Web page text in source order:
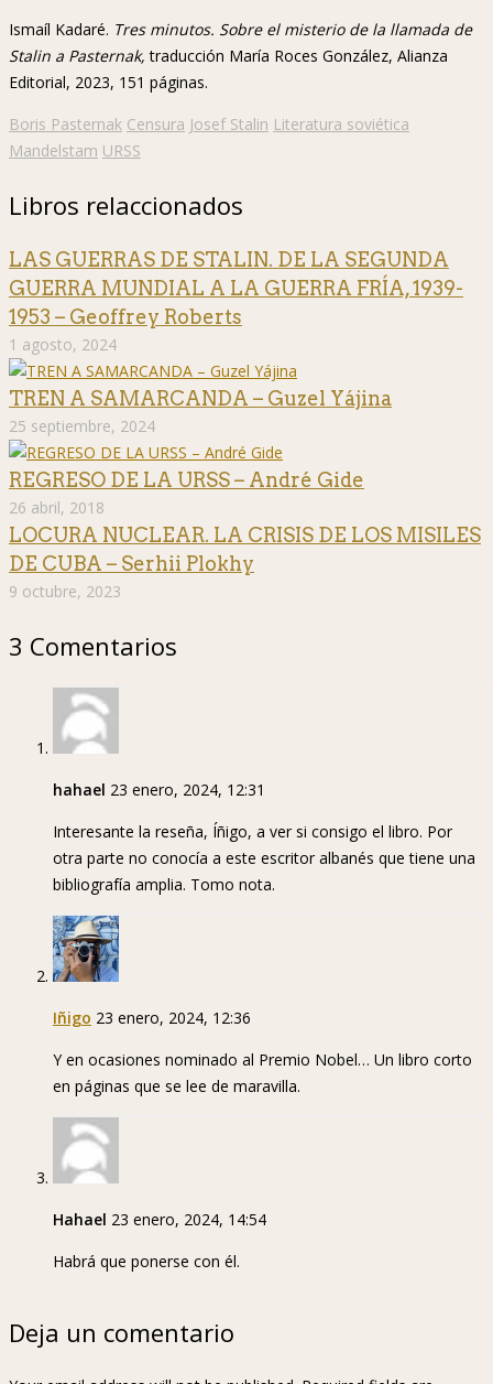
Ismaíl Kadaré. Tres minutos. Sobre el misterio de la llamada de
Stalin a Pasternak,traducción María Roces González, Alianza
Editorial, 2023, 151 páginas.
Boris Pasternak Censura Josef Stalin Literatura soviética
Mandelstam URSS
Libros relaccionados
LAS GUERRAS DE STALIN. DE LA SEGUNDA
GUERRA MUNDIAL A LA GUERRA FRÍA, 1939-
1953 – Geoffrey Roberts
1 agosto, 2024
TREN A SAMARCANDA – Guzel Yájina
25 septiembre, 2024
REGRESO DE LA URSS – André Gide
26 abril, 2018
LOCURA NUCLEAR. LA CRISIS DE LOS MISILES
DE CUBA – Serhii Plokhy
9 octubre, 2023
3 Comentarios
hahael 23 enero, 2024, 12:31
Interesante la reseña, Íñigo, a ver si consigo el libro. Por
otra parte no conocía a este escritor albanés que tiene una
bibliografía amplia. Tomo nota.
Iñigo 23 enero, 2024, 12:36
Y en ocasiones nominado al Premio Nobel… Un libro corto
en páginas que se lee de maravilla.
Hahael 23 enero, 2024, 14:54
Habrá que ponerse con él.
Deja un comentario